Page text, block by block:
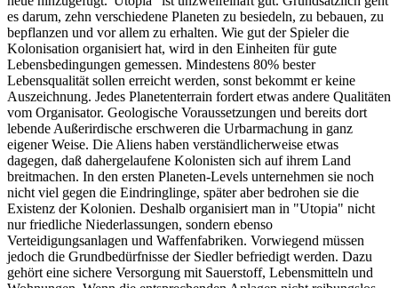
es darum, zehn verschiedene Planeten zu besiedeln, zu bebauen, zu
bepflanzen und vor allem zu erhalten. Wie gut der Spieler die
Kolonisation organisiert hat, wird in den Einheiten für gute
Lebensbedingungen gemessen. Mindestens 80% bester
Lebensqualität sollen erreicht werden, sonst bekommt er keine
Auszeichnung. Jedes Planetenterrain fordert etwas andere Qualitäten
vom Organisator. Geologische Voraussetzungen und bereits dort
lebende Außerirdische erschweren die Urbarmachung in ganz
eigener Weise. Die Aliens haben verständlicherweise etwas
dagegen, daß dahergelaufene Kolonisten sich auf ihrem Land
breitmachen. In den ersten Planeten-Levels unternehmen sie noch
nicht viel gegen die Eindringlinge, später aber bedrohen sie die
Existenz der Kolonien. Deshalb organisiert man in "Utopia" nicht
nur friedliche Niederlassungen, sondern ebenso
Verteidigungsanlagen und Waffenfabriken. Vorwiegend müssen
jedoch die Grundbedürfnisse der Siedler befriedigt werden. Dazu
gehört eine sichere Versorgung mit Sauerstoff, Lebensmitteln und